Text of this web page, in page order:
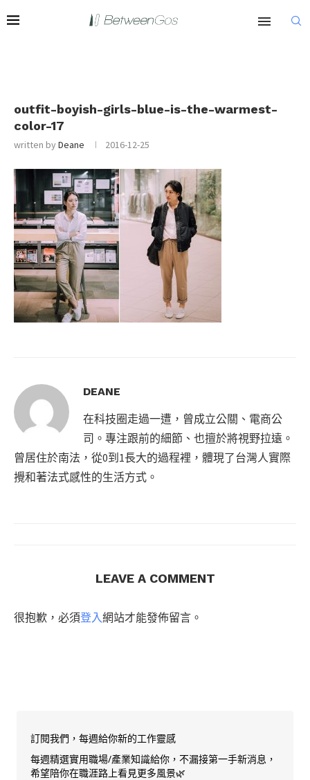
outfit-boyish-girls-blue-is-the-warmest-
color-17
written byDeane 2016-12-25
DEANE
在科技圈走過一遭，曾成立公關、電商公
司。專注跟前的細節、也擅於將視野拉遠。
曾居住於南法，從0到1長大的過程裡，體現了台灣人實際
攪和著法式感性的生活方式。
LEAVE A COMMENT
很抱歉，必須登入網站才能發佈留言。
訂閱我們，每週給你新的工作靈感
每週精選實用職場/產業知識給你，不漏接第一手新消息，
希望陪你在職涯路上看見更多風景🌿